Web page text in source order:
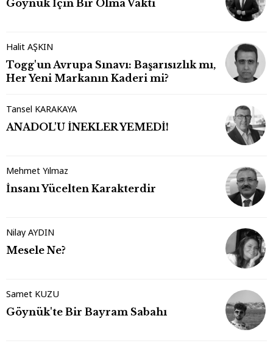
Göynük İçin Bir Olma Vakti
Halit AŞKIN
Togg'un Avrupa Sınavı: Başarısızlık mı,
Her Yeni Markanın Kaderi mi?
Tansel KARAKAYA
ANADOL'U İNEKLER YEMEDİ!
Mehmet Yılmaz
İnsanı Yücelten Karakterdir
Nilay AYDIN
Mesele Ne?
Samet KUZU
Göynük'te Bir Bayram Sabahı